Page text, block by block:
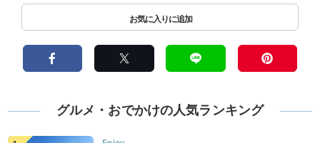
グルメ・おでかけの人気ランキング